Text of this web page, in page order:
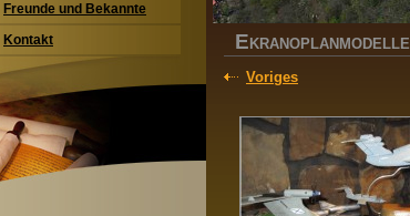
E KRANOPLANMODELLE
Voriges
Freunde und Bekannte
Kontakt